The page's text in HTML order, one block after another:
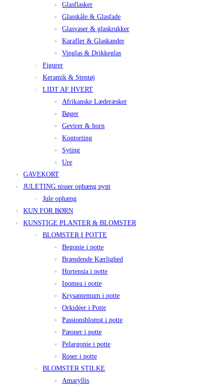
Glasflasker
Glasskåle & Glasfade
Glasvaser & glaskrukker
Karafler & Glaskander
Vinglas & Drikkeglas
Figurer
Keramik & Stentøj
LIDT AF HVERT
Afrikanske Læderæsker
Bøger
Gevirer & horn
Kontorting
Syting
Ure
GAVEKORT
JULETING nisser ophæng pynt
Jule ophæng
KUN FOR BØRN
KUNSTIGE PLANTER & BLOMSTER
BLOMSTER I POTTE
Begonie i potte
Brændende Kærlighed
Hortensia i potte
Ipomea i potte
Krysantemum i potte
Orkidéer i Potte
Passionsblomst i potte
Pæoner i potte
Pelargonie i potte
Roser i potte
BLOMSTER STILKE
Amaryllis